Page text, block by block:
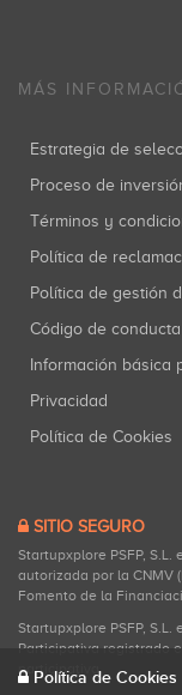
MÁS
Estrategia de
Proceso de
Términos y
Política de
Política de gestión
Código de conducta
Información básica
Privacidad
Política de Cookies
SITIO SEGURO
Startupxplore PSFP,
autorizada por la CNMV
Fomento de la
Startupxplore PSFP,
Participativa registrado
participativa.
Política de Cookies